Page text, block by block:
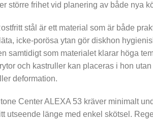
större frihet vid planering av både nya
stål är ett material som är både
icke-porösa ytan gör diskhon
samtidigt som materialet klarar höga
och kastruller kan placeras i hon
deformation.
Center ALEXA 53 kräver minimalt
utseende länge med enkel skötsel.